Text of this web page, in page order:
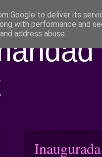
Google to deliver its
with performance and
address abuse.